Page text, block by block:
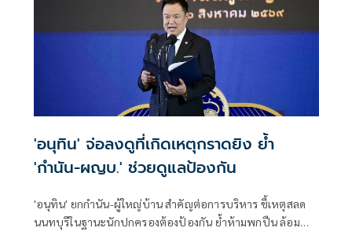
'อนุทิน' จ่อลงดูที่เกิดเหตุกราดยิง ย้ำ
'กำนัน-ผญบ.' ช่วยดูแลป้องกัน
'อนุทิน' ยกกำนัน-ผู้ใหญ่บ้าน สำคัญต่อการบริหาร ชี้เหตุสลด
นนทบุรีในฐานะนักปกครองต้องป้องกัน ย้ำห้ามพกปืน ล้อม